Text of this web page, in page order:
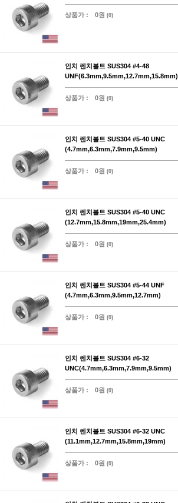
상품가 : 0원 (0)
인치 렌치볼트 SUS304 #4-48
UNF(6.3mm,9.5mm,12.7mm,15.8mm)
상품가 : 0원 (0)
인치 렌치볼트 SUS304 #5-40 UNC
(4.7mm,6.3mm,7.9mm,9.5mm)
상품가 : 0원 (0)
인치 렌치볼트 SUS304 #5-40 UNC
(12.7mm,15.8mm,19mm,25.4mm)
상품가 : 0원 (0)
인치 렌치볼트 SUS304 #5-44 UNF
(4.7mm,6.3mm,9.5mm,12.7mm)
상품가 : 0원 (0)
인치 렌치볼트 SUS304 #6-32
UNC(4.7mm,6.3mm,7.9mm,9.5mm)
상품가 : 0원 (0)
인치 렌치볼트 SUS304 #6-32 UNC
(11.1mm,12.7mm,15.8mm,19mm)
상품가 : 0원 (0)